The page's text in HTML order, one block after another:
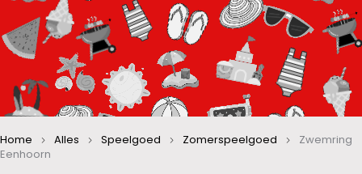
Home Alles Speelgoed Zomerspeelgoed
Zwemring
Eenhoorn